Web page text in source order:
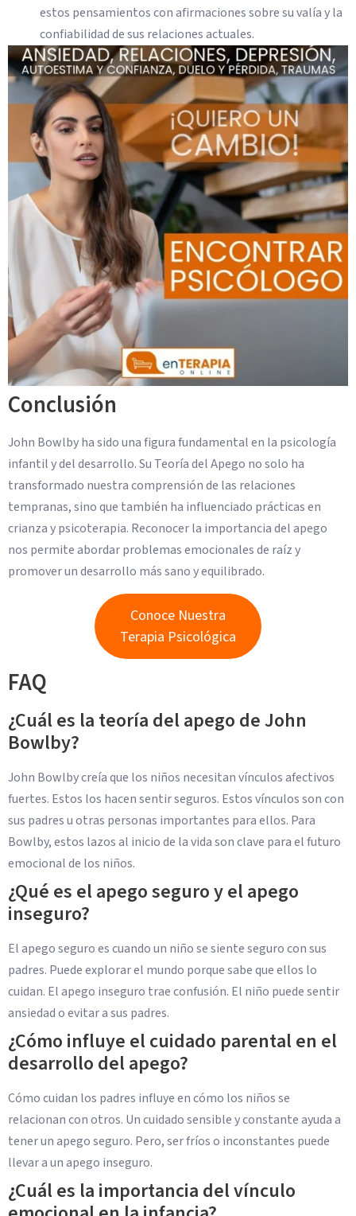
estos pensamientos con afirmaciones sobre su valía y la
confiabilidad de sus relaciones actuales.
Conclusión
John Bowlby ha sido una figura fundamental en la psicología
infantil y del desarrollo. Su Teoría del Apego no solo ha
transformado nuestra comprensión de las relaciones
tempranas, sino que también ha influenciado prácticas en
crianza y psicoterapia. Reconocer la importancia del apego
nos permite abordar problemas emocionales de raíz y
promover un desarrollo más sano y equilibrado.
Conoce Nuestra
Terapia Psicológica
FAQ
¿Cuál es la teoría del apego de John
Bowlby?
John Bowlby creía que los niños necesitan vínculos afectivos
fuertes. Estos los hacen sentir seguros. Estos vínculos son con
sus padres u otras personas importantes para ellos. Para
Bowlby, estos lazos al inicio de la vida son clave para el futuro
emocional de los niños.
¿Qué es el apego seguro y el apego
inseguro?
El apego seguro es cuando un niño se siente seguro con sus
padres. Puede explorar el mundo porque sabe que ellos lo
cuidan. El apego inseguro trae confusión. El niño puede sentir
ansiedad o evitar a sus padres.
¿Cómo influye el cuidado parental en el
desarrollo del apego?
Cómo cuidan los padres influye en cómo los niños se
relacionan con otros. Un cuidado sensible y constante ayuda a
tener un apego seguro. Pero, ser fríos o inconstantes puede
llevar a un apego inseguro.
¿Cuál es la importancia del vínculo